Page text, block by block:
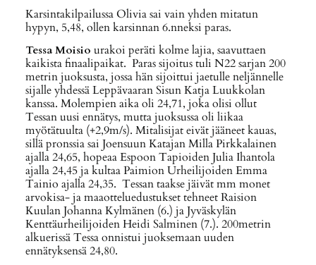
Karsintakilpailussa Olivia sai vain yhden mitatun
hypyn, 5,48, ollen karsinnan 6.nneksi paras.
Tessa Moisio urakoi peräti kolme lajia, saavuttaen
kaikista finaalipaikat. Paras sijoitus tuli N22 sarjan 200
metrin juoksusta, jossa hän sijoittui jaetulle neljännelle
sijalle yhdessä Leppävaaran Sisun Katja Luukkolan
kanssa. Molempien aika oli 24,71, joka olisi ollut
Tessan uusi ennätys, mutta juoksussa oli liikaa
myötätuulta (+2,9m/s). Mitalisijat eivät jääneet kauas,
sillä pronssia sai Joensuun Katajan Milla Pirkkalainen
ajalla 24,65, hopeaa Espoon Tapioiden Julia Ihantola
ajalla 24,45 ja kultaa Paimion Urheilijoiden Emma
Tainio ajalla 24,35. Tessan taakse jäivät mm monet
arvokisa- ja maaotteluedustukset tehneet Raision
Kuulan Johanna Kylmänen (6.) ja Jyväskylän
Kenttäurheilijoiden Heidi Salminen (7.). 200metrin
alkuerissä Tessa onnistui juoksemaan uuden
ennätyksensä 24,80.